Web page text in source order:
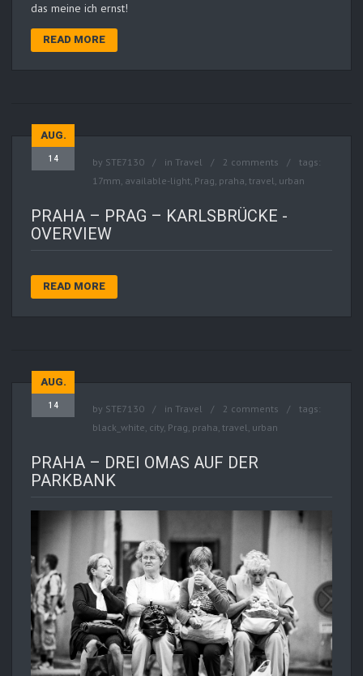
das meine ich ernst!
READ MORE
AUG.
14 by STE7130 in Travel 2 comments
tags:
17mm, available-light, Prag, praha, travel, urban
PRAHA – PRAG – KARLSBRÜCKE -
OVERVIEW
READ MORE
AUG.
14 by STE7130 in Travel 2 comments
tags:
black_white, city, Prag, praha, travel, urban
PRAHA – DREI OMAS AUF DER
PARKBANK